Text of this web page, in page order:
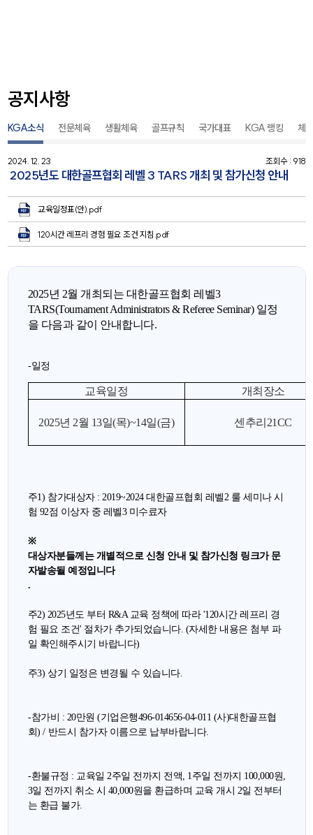
공지사항
KGA소식 전문체육 생활체육 골프규칙 국가대표 KGA 랭킹 체
2024. 12. 23 조회수 : 918
2025년도 대한골프협회 레벨 3 TARS 개최 및 참가신청 안내
교육일정표(안).pdf
120시간 레프리 경험 필요 조건 지침.pdf
2025년 2월 개최되는 대한골프협회 레벨3
TARS(Tournament Administrators & Referee Seminar) 일정
을 다음과 같이 안내합니다.
-일정
교육일정 개최장소
2025년 2월 13일(목)~14일(금) 센추리21CC
주1) 참가대상자 : 2019~2024 대한골프협회 레벨2 룰 세미나 시
험 92점 이상자 중 레벨3 미수료자
※
대상자분들께는 개별적으로 신청 안내 및 참가신청 링크가 문
자발송될 예정입니다
.
주2) 2025년도 부터 R&A 교육 정책에 따라 '120시간 레프리 경
험 필요 조건' 절차가 추가되었습니다. (자세한 내용은 첨부 파
일 확인해주시기 바랍니다)
주3) 상기 일정은 변경될 수 있습니다.
-참가비 : 20만원 (기업은행496-014656-04-011 (사)대한골프협
회) / 반드시 참가자 이름으로 납부바랍니다.
-환불규정 : 교육일 2주일 전까지 전액, 1주일 전까지 100,000원,
3일 전까지 취소 시 40,000원을 환급하며 교육 개시 2일 전부터
는 환급 불가.